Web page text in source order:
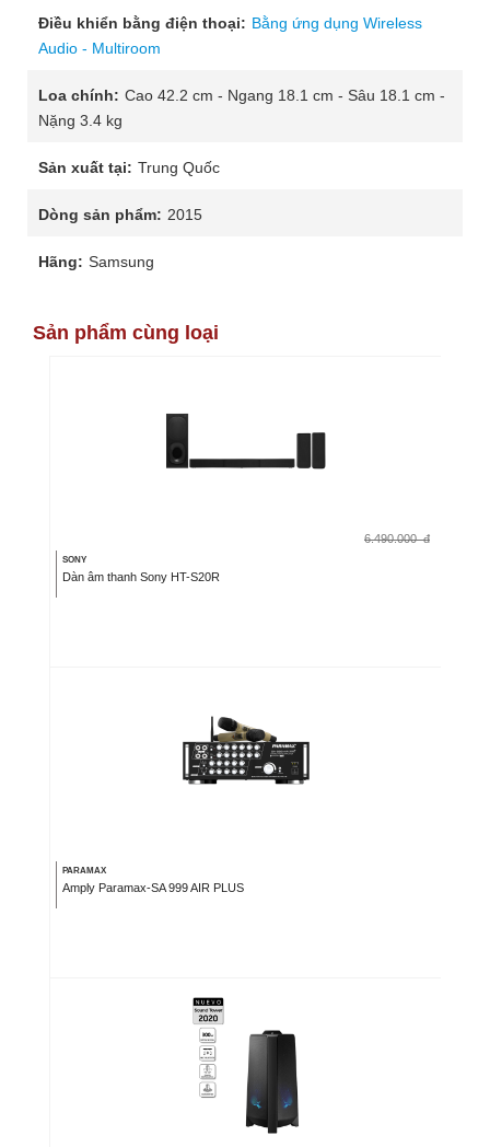
Điều khiển bằng điện thoại: Bằng ứng dụng Wireless
Audio - Multiroom
Loa chính: Cao 42.2 cm - Ngang 18.1 cm - Sâu 18.1 cm -
Nặng 3.4 kg
Sản xuất tại: Trung Quốc
Dòng sản phẩm: 2015
Hãng: Samsung
Sản phẩm cùng loại
6.490.000 đ
SONY
Dàn âm thanh Sony HT-S20R
PARAMAX
Amply Paramax-SA 999 AIR PLUS